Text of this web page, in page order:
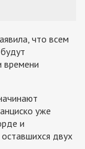
что всем
времени
уже
и
двух